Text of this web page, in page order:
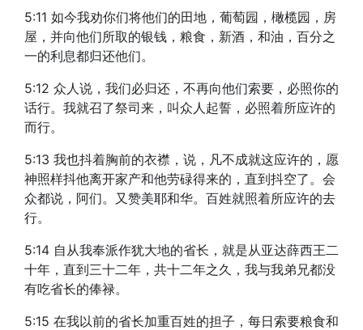
5:11 如今我劝你们将他们的田地，葡萄园，橄榄园，房
屋，并向他们所取的银钱，粮食，新酒，和油，百分之
一的利息都归还他们。
5:12 众人说，我们必归还，不再向他们索要，必照你的
话行。我就召了祭司来，叫众人起誓，必照着所应许的
而行。
5:13 我也抖着胸前的衣襟，说，凡不成就这应许的，愿
神照样抖他离开家产和他劳碌得来的，直到抖空了。会
众都说，阿们。又赞美耶和华。百姓就照着所应许的去
行。
5:14 自从我奉派作犹大地的省长，就是从亚达薛西王二
十年，直到三十二年，共十二年之久，我与我弟兄都没
有吃省长的俸禄。
5:15 在我以前的省长加重百姓的担子，每日索要粮食和